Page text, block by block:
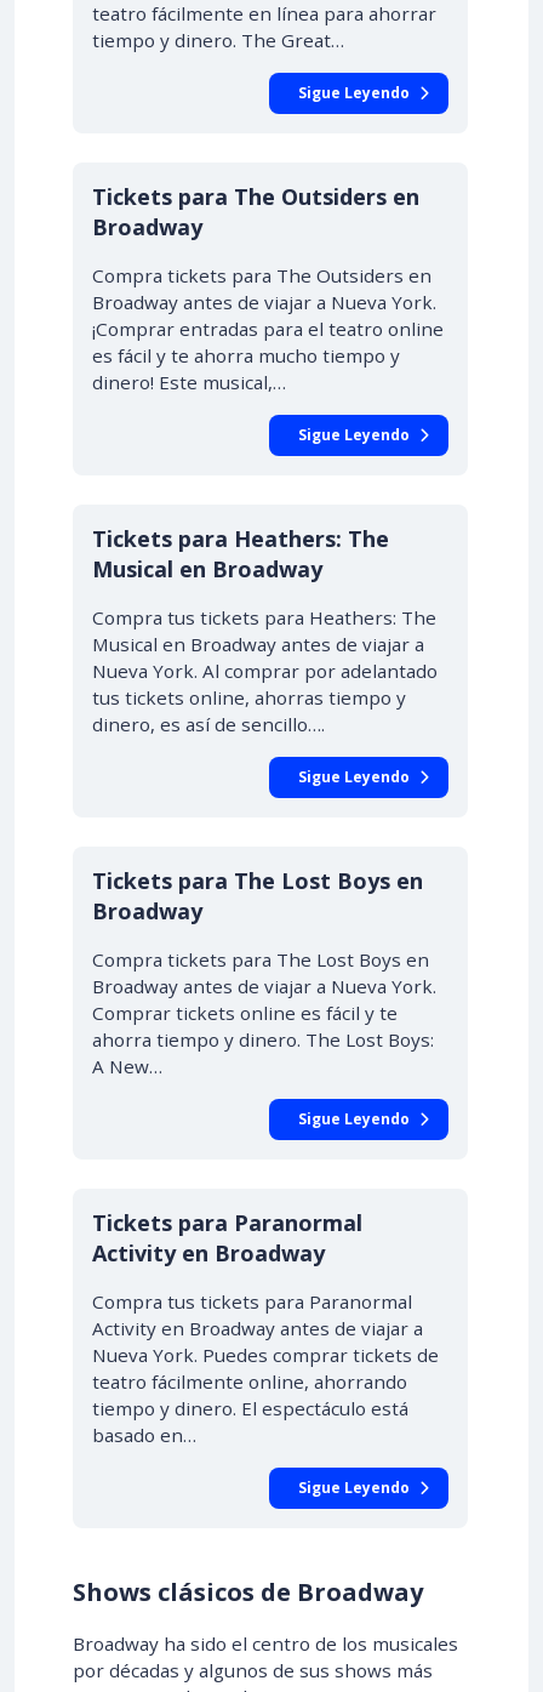
teatro fácilmente en línea para ahorrar
tiempo y dinero. The Great…
Sigue Leyendo
Tickets para The Outsiders en
Broadway
Compra tickets para The Outsiders en
Broadway antes de viajar a Nueva York.
¡Comprar entradas para el teatro online
es fácil y te ahorra mucho tiempo y
dinero! Este musical,…
Sigue Leyendo
Tickets para Heathers: The
Musical en Broadway
Compra tus tickets para Heathers: The
Musical en Broadway antes de viajar a
Nueva York. Al comprar por adelantado
tus tickets online, ahorras tiempo y
dinero, es así de sencillo….
Sigue Leyendo
Tickets para The Lost Boys en
Broadway
Compra tickets para The Lost Boys en
Broadway antes de viajar a Nueva York.
Comprar tickets online es fácil y te
ahorra tiempo y dinero. The Lost Boys:
A New…
Sigue Leyendo
Tickets para Paranormal
Activity en Broadway
Compra tus tickets para Paranormal
Activity en Broadway antes de viajar a
Nueva York. Puedes comprar tickets de
teatro fácilmente online, ahorrando
tiempo y dinero. El espectáculo está
basado en…
Sigue Leyendo
Shows clásicos de Broadway
Broadway ha sido el centro de los musicales
por décadas y algunos de sus shows más